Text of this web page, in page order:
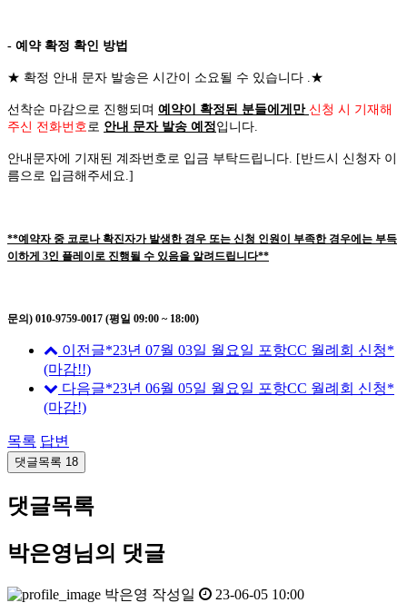
- 예약 확정 확인 방법
★ 확정 안내 문자 발송은 시간이 소요될 수 있습니다 .★
선착순 마감으로 진행되며 예약이 확정된 분들에게만 신청 시 기재해
주신 전화번호로 안내 문자 발송 예정입니다.
안내문자에 기재된 계좌번호로 입금 부탁드립니다. [반드시 신청자 이
름으로 입금해주세요.]
**예약자 중 코로나 확진자가 발생한 경우 또는 신청 인원이 부족한 경우에는 부득
이하게 3인 플레이로 진행될 수 있음을 알려드립니다**
문의) 010-9759-0017 (평일 09:00 ~ 18:00)
이전글*23년 07월 03일 월요일 포항CC 월례회 신청*
(마감!!)
다음글*23년 06월 05일 월요일 포항CC 월례회 신청*
(마감!)
목록 답변
댓글목록 18
댓글목록
박은영님의 댓글
박은영 작성일 23-06-05 10:00